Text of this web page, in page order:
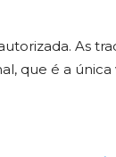
As
que é a